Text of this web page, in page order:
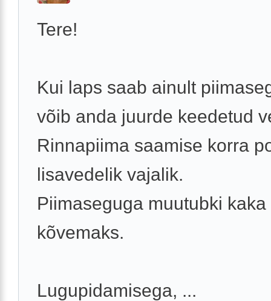
Tere!
Kui laps saab ainult
võib anda juurde keedetud
Rinnapiima saamise korra
lisavedelik vajalik.
Piimaseguga muutubki kaka
kõvemaks.
Lugupidamisega, ...